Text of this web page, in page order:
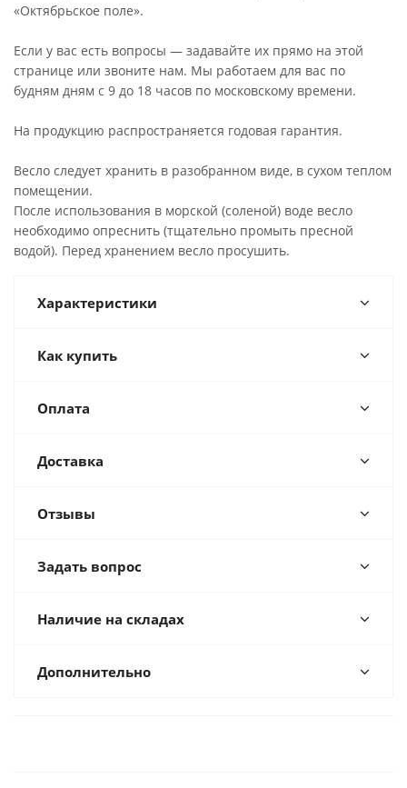
«Октябрьское поле».
Если у вас есть вопросы — задавайте их прямо на этой
странице или звоните нам. Мы работаем для вас по
будням дням с 9 до 18 часов по московскому времени.
На продукцию распространяется годовая гарантия.
Весло следует хранить в разобранном виде, в сухом теплом
помещении.
После использования в морской (соленой) воде весло
необходимо опреснить (тщательно промыть пресной
водой). Перед хранением весло просушить.
Характеристики
Как купить
Оплата
Доставка
Отзывы
Задать вопрос
Наличие на складах
Дополнительно